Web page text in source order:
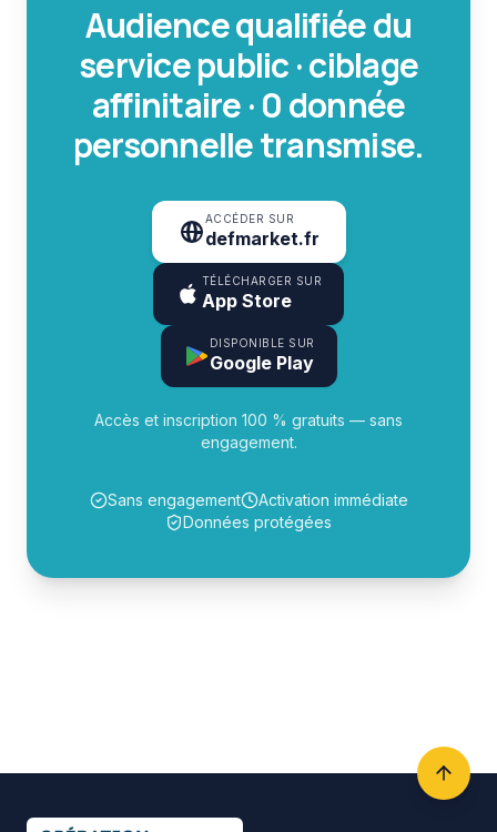
Audience qualifiée du
service public · ciblage
affinitaire · 0 donnée
personnelle transmise.
ACCÉDER SUR
defmarket.fr
TÉLÉCHARGER SUR
App Store
DISPONIBLE SUR
Google Play
Accès et inscription 100 % gratuits — sans
engagement.
Sans engagement
Activation immédiate
Données protégées